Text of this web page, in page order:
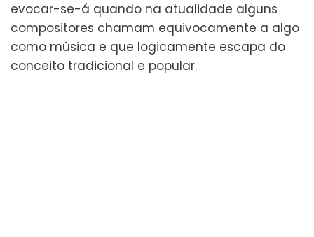
evocar-se-á quando na atualidade alguns
compositores chamam equivocamente a algo
como música e que logicamente escapa do
conceito tradicional e popular.